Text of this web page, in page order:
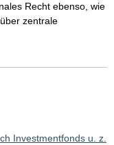
Recht ebenso, wie
zentrale
Investmentfonds u. z.